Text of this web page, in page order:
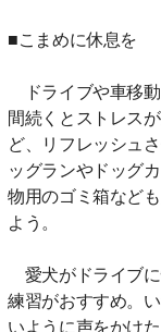
■こまめに休息を
ドライブや車移
間続くとストレス
ど、リフレッシュ
ッグランやドッグ
物用のゴミ箱など
よう。
愛犬がドライブ
練習がおすすめ。
いように声をかけ